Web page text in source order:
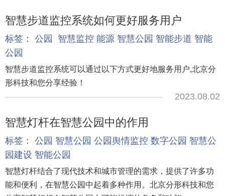
智慧步道监控系统如何更好服务用户
标签： 公园 智慧监控 能源 智慧公园 智能步道 智能
公园
智慧步道监控系统可以通过以下方式更好地服务用户,北京分
形科技和您分享经验！
2023.08.02
智慧灯杆在智慧公园中的作用
标签： 公园 智慧公园 公园舆情监控 数字公园 智慧公
园建设 智能公园
智慧灯杆结合了现代技术和城市管理的需求，提供了许多功
能和便利，在智慧公园中起着多种作用。北京分形科技和您